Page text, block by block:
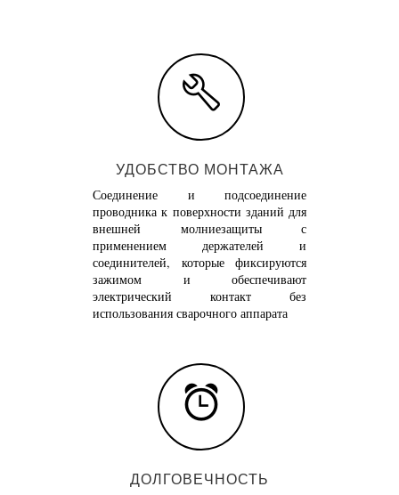
УДОБСТВО МОНТАЖА
Соединение и подсоединение
проводника к поверхности зданий для
внешней молниезащиты с
применением держателей и
соединителей, которые фиксируются
зажимом и обеспечивают
электрический контакт без
использования сварочного аппарата
ДОЛГОВЕЧНОСТЬ